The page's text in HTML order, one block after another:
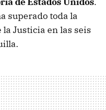
superado toda la
Justicia en las seis